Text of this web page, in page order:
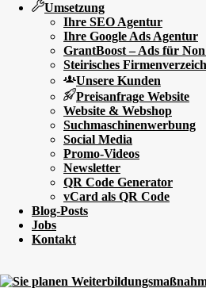
Umsetzung
Ihre SEO Agentur
Ihre Google Ads Agentur
GrantBoost – Ads für
Steirisches
Unsere Kunden
Preisanfrage Website
Website & Webshop
Suchmaschinenwerbung
Social Media
Promo-Videos
Newsletter
QR Code Generator
vCard als QR Code
Blog-Posts
Jobs
Kontakt